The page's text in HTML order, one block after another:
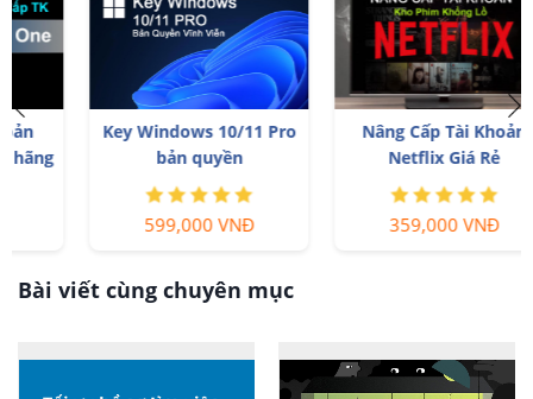
Key Windows 10/11 Pro
bản quyền
599,000 VNĐ
Nâng Cấp Tài Khoản
Netflix Giá Rẻ
359,000 VNĐ
Bài viết cùng chuyên mục